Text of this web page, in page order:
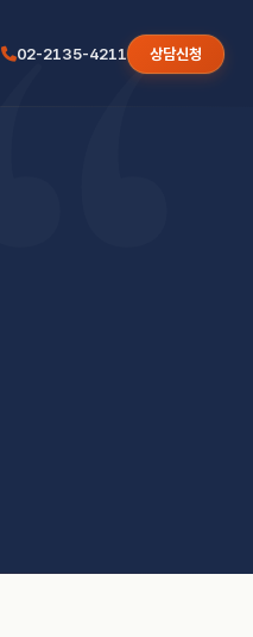
02-2135-4211 상담신청
“